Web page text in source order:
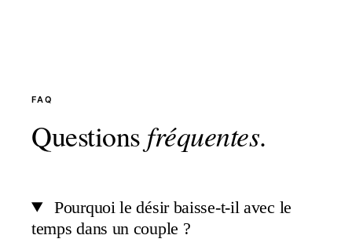
FAQ
Questions fréquentes.
Pourquoi le désir baisse-t-il avec le
temps dans un couple ?